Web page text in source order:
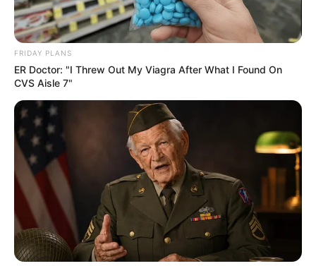
FRIDAY PLANS
ER Doctor: "I Threw Out My Viagra After What I Found On
CVS Aisle 7"